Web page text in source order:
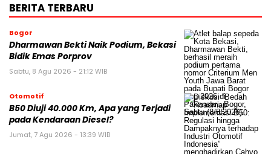
BERITA TERBARU
Bogor
Dharmawan Bekti Naik Podium, Bekasi
Bidik Emas Porprov
Sabtu, 8 Agu 2026 - 21:12 WIB
Otomotif
B50 Diuji 40.000 Km, Apa yang Terjadi
pada Kendaraan Diesel?
Jumat, 7 Agu 2026 - 13:39 WIB